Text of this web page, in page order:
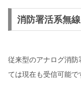
消防署活系無線
従来型のアナログ消防
ては現在も受信可能で